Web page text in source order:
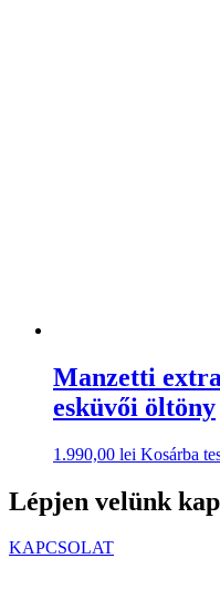
Manzetti
esküvői öltöny
1.990,00 lei Kosárba
Lépjen velünk
KAPCSOLAT